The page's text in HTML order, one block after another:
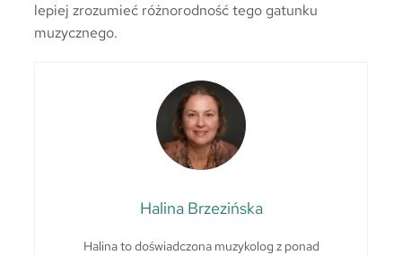
lepiej zrozumieć różnorodność tego gatunku
muzycznego.
Halina Brzezińska
Halina to doświadczona muzykolog z ponad